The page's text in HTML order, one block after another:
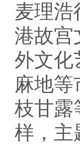
麦理浩
港故宫
外文化
麻地
枝甘露
样，主